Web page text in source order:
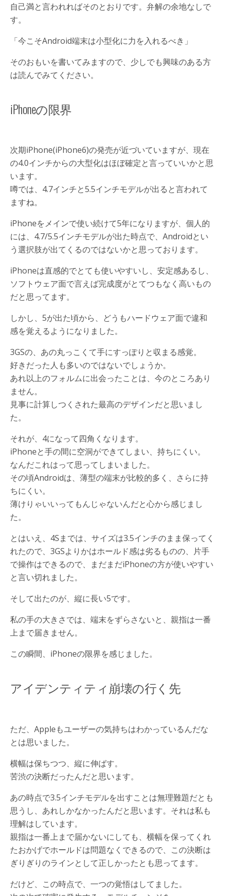
自己満と言われればそのとおりです。弁解の余地なしで
す。
「今こそAndroid端末は小型化に力を入れるべき」
そのおもいを書いてみますので、少しでも興味のある方
は読んでみてください。
iPhoneの限界
次期iPhone(iPhone6)の発売が近づいていますが、現在
の4.0インチからの大型化はほぼ確定と言っていいかと思
います。
噂では、4.7インチと5.5インチモデルが出ると言われて
ますね。
iPhoneをメインで使い続けて5年になりますが、個人的
には、4.7/5.5インチモデルが出た時点で、Androidとい
う選択肢が出てくるのではないかと思っております。
iPhoneは直感的でとても使いやすいし、安定感あるし、
ソフトウェア面で言えば完成度がとてつもなく高いもの
だと思ってます。
しかし、5が出た頃から、どうもハードウェア面で違和
感を覚えるようになりました。
3GSの、あの丸っこくて手にすっぽりと収まる感覚。
好きだった人も多いのではないでしょうか。
あれ以上のフォルムに出会ったことは、今のところあり
ません。
見事に計算しつくされた最高のデザインだと思いまし
た。
それが、4になって四角くなります。
iPhoneと手の間に空洞ができてしまい、持ちにくい。
なんだこれはって思ってしまいました。
その頃Androidは、薄型の端末が比較的多く、さらに持
ちにくい。
薄けりゃいいってもんじゃないんだと心から感じまし
た。
とはいえ、4Sまでは、サイズは3.5インチのまま保ってく
れたので、3GSよりかはホールド感は劣るものの、片手
で操作はできるので、まだまだiPhoneの方が使いやすい
と言い切れました。
そして出たのが、縦に長い5です。
私の手の大きさでは、端末をずらさないと、親指は一番
上まで届きません。
この瞬間、iPhoneの限界を感じました。
アイデンティティ崩壊の行く先
ただ、Appleもユーザーの気持ちはわかっているんだな
とは思いました。
横幅は保ちつつ、縦に伸ばす。
苦渋の決断だったんだと思います。
あの時点で3.5インチモデルを出すことは無理難題だとも
思うし、あれしかなかったんだと思います。それは私も
理解はしています。
親指は一番上まで届かないにしても、横幅を保ってくれ
たおかげでホールドは問題なくできるので、この決断は
ぎりぎりのラインとして正しかったとも思ってます。
だけど、この時点で、一つの覚悟はしてました。